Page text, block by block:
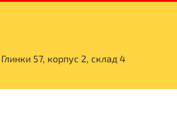
57, корпус 2, склад 4